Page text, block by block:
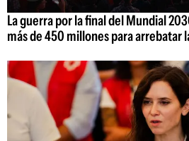
La guerra por la final del Mundial
más de 450 millones para arrebatar